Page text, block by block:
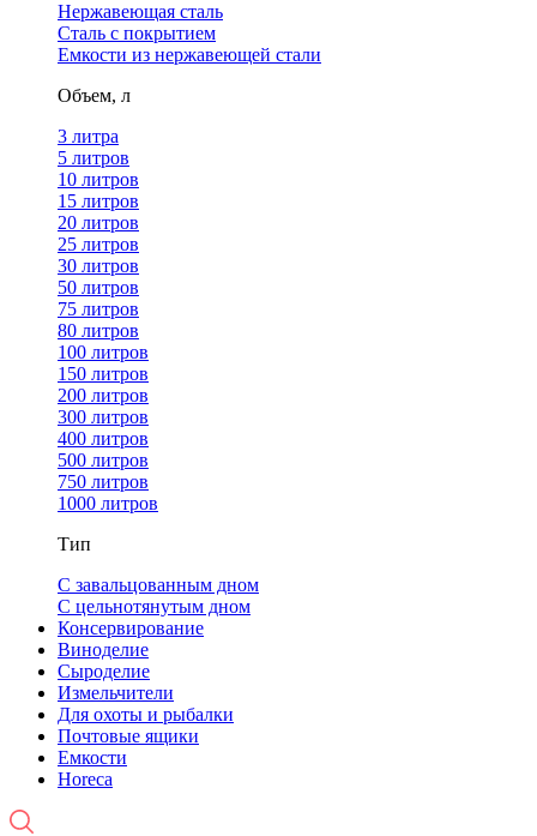
Нержавеющая сталь
Сталь с покрытием
Емкости из нержавеющей стали
Объем, л
3 литра
5 литров
10 литров
15 литров
20 литров
25 литров
30 литров
50 литров
75 литров
80 литров
100 литров
150 литров
200 литров
300 литров
400 литров
500 литров
750 литров
1000 литров
Тип
С завальцованным дном
С цельнотянутым дном
Консервирование
Виноделие
Сыроделие
Измельчители
Для охоты и рыбалки
Почтовые ящики
Емкости
Horeca